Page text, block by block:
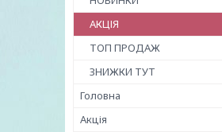
АКЦІЯ
ТОП ПРОДАЖ
ЗНИЖКИ ТУТ
Головна
Акція